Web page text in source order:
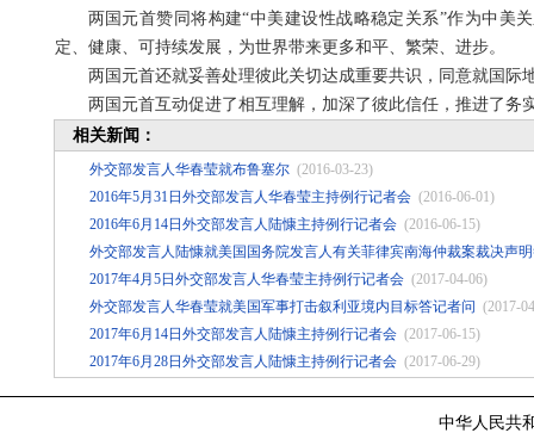
两国元首赞同将构建“中美建设性战略稳定关系”作为中美
定、健康、可持续发展，为世界带来更多和平、繁荣、进步。
两国元首还就妥善处理彼此关切达成重要共识，同意就国际
两国元首互动促进了相互理解，加深了彼此信任，推进了
相关新闻：
外交部发言人华春莹就布鲁塞尔 (2016-03-23)
2016年5月31日外交部发言人华春莹主持例行记者会 (2016-06-01)
2016年6月14日外交部发言人陆慷主持例行记者会 (2016-06-15)
外交部发言人陆慷就美国国务院发言人有关菲律宾南海仲裁案裁决声
2017年4月5日外交部发言人华春莹主持例行记者会 (2017-04-06)
外交部发言人华春莹就美国军事打击叙利亚境内目标答记者问 (2017-
2017年6月14日外交部发言人陆慷主持例行记者会 (2017-06-15)
2017年6月28日外交部发言人陆慷主持例行记者会 (2017-06-29)
中华人民共